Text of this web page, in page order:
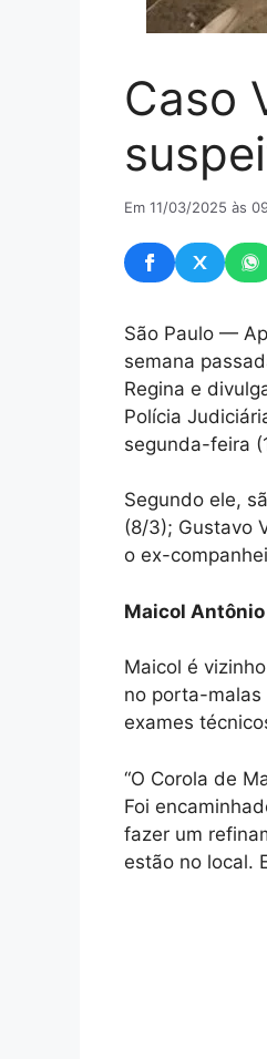
Caso
Em 11/03/2025 às
São Paulo —
semana
Regina e
Polícia
segunda-feira
Segundo ele,
(8/3); Gustavo
o ex-
Maicol Antônio
Maicol é
no porta-malas
exames
“O Corola de
Foi
fazer um
estão no local.